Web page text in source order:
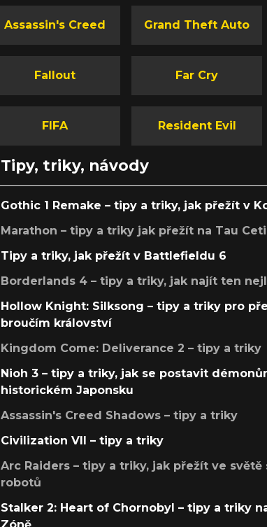
Assassin's Creed Grand Theft Auto
Fallout Far Cry
FIFA Resident Evil
Tipy, triky, návody
Gothic 1 Remake – tipy a triky, jak přežít v
Marathon – tipy a triky jak přežít na Tau
Tipy a triky, jak přežít v Battlefieldu 6
Borderlands 4 – tipy a triky, jak najít ten
Hollow Knight: Silksong – tipy a triky pro
broučím království
Kingdom Come: Deliverance 2 – tipy a triky
Nioh 3 – tipy a triky, jak se postavit
historickém Japonsku
Assassin's Creed Shadows – tipy a triky
Civilization VII – tipy a triky
Arc Raiders – tipy a triky, jak přežít ve
robotů
Stalker 2: Heart of Chornobyl – tipy a triky